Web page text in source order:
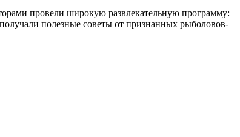
провели широкую развлекательную программу:
полезные советы от признанных рыболовов-